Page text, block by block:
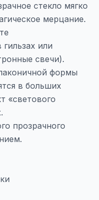
стекло мягко
мерцание.
или
свечи).
формы
в больших
«светового
прозрачного